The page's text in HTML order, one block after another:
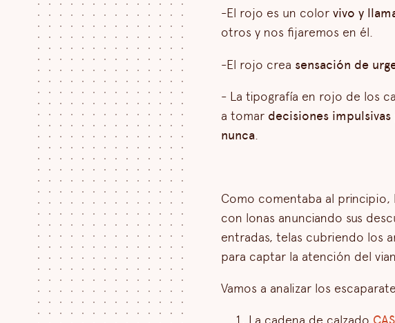
-El rojo es un color vivo y
otros y nos fijaremos en él.
-El rojo crea sensación de
- La tipografía en rojo de los
a tomar decisiones impulsivas
nunca
Como comentaba al principio,
con lonas anunciando sus
entradas, telas cubriendo los
para captar la atención del
Vamos a analizar los
La cadena de calzado